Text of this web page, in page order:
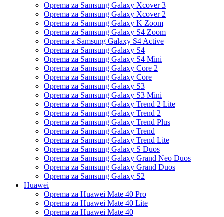
Oprema za Samsung Galaxy Xcover 3
Oprema za Samsung Galaxy Xcover 2
Oprema za Samsung Galaxy K Zoom
Oprema za Samsung Galaxy S4 Zoom
Oprema a Samsung Galaxy S4 Active
Oprema za Samsung Galaxy S4
Oprema za Samsung Galaxy S4 Mini
Oprema za Samsung Galaxy Core 2
Oprema za Samsung Galaxy Core
Oprema za Samsung Galaxy S3
Oprema za Samsung Galaxy S3 Mini
Oprema za Samsung Galaxy Trend 2 Lite
Oprema za Samsung Galaxy Trend 2
Oprema za Samsung Galaxy Trend Plus
Oprema za Samsung Galaxy Trend
Oprema za Samsung Galaxy Trend Lite
Oprema za Samsung Galaxy S Duos
Oprema za Samsung Galaxy Grand Neo Duos
Oprema za Samsung Galaxy Grand Duos
Oprema za Samsung Galaxy S2
Huawei
Oprema za Huawei Mate 40 Pro
Oprema za Huawei Mate 40 Lite
Oprema za Huawei Mate 40